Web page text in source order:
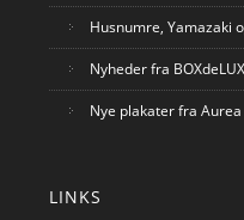
Husnumre, Yamazaki
Nyheder fra
Nye plakater fra Aurea
LINKS